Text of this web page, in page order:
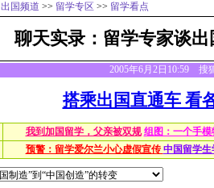
出国频道 >> 留学专区 >> 留学看点
聊天实录：留学专家谈
2005年6月2日10:59 搜
搭乘出国直通车 看
我到加国留学，父亲被双规 组图：一个手
预警：留学爱尔兰小心虚假宣传 中国留学